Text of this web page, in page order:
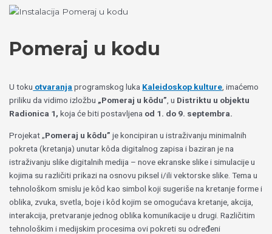
Пређи
Pomeraj u kodu
U toku otvaranja programskog luka Kaleidoskop kulture , imaćemo
priliku da vidimo izložbu „Pomeraj u kôdu” , u Distriktu u objektu
Radionica 1, koja će biti postavljena od 1. do 9. septembra.
Projekat „Pomeraj u kôdu” je koncipiran u istraživanju minimalnih
pokreta (kretanja) unutar kôda digitalnog zapisa i baziran je na
istraživanju slike digitalnih medija – nove ekranske slike i simulacije u
kojima su različiti prikazi na osnovu piksel i/ili vektorske slike. Tema u
tehnološkom smislu je kôd kao simbol koji sugeriše na kretanje forme i
oblika, zvuka, svetla, boje i kôd kojim se omogućava kretanje, akcija,
interakcija, pretvaranje jednog oblika komunikacije u drugi. Različitim
tehnološkim i medijskim procesima ovi pokreti su određeni
Izaberite